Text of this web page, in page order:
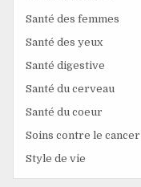
Santé des femmes
Santé des yeux
Santé digestive
Santé du cerveau
Santé du coeur
Soins contre le cancer
Style de vie